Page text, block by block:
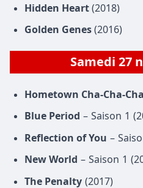
Hidden Heart (2018)
Golden Genes (2016)
Samedi 27
Hometown Cha-Cha-Cha
Blue Period – Saison 1
Reflection of You –
New World – Saison 1
The Penalty (2017)